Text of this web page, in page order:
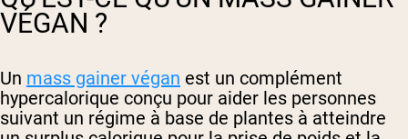
VÉGAN ?
Un mass gainer végan est un complément
hypercalorique conçu pour aider les personnes
suivant un régime à base de plantes à atteindre